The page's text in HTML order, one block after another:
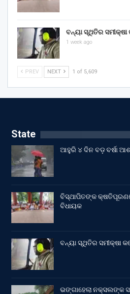
ବନ୍ୟା ସ୍ଥିତିର
1 week ago
PREV NEXT 1 of 5,609
State
ଆହୁରି ୪ ଦିନ ବଡ଼ ବର୍ଷା
ବିସ୍ଥାପିତଙ୍କ
ବିଧାୟକ
ବନ୍ୟା ସ୍ଥିତିର ସମୀକ୍ଷା
ଭଙ୍ଗାହେଲା ନକ୍ସଲଙ୍କ